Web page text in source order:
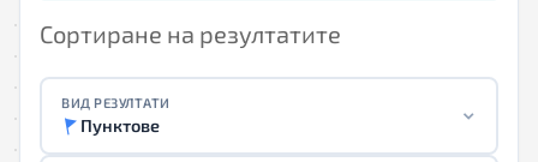
Сортиране на резултатите
ВИД РЕЗУЛТАТИ
Пунктове